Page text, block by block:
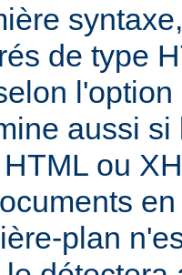
de type
aussi
ou
plan